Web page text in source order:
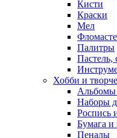
Кисти
Краски
Мел
Палитры
Пастель,
Хобби и
Альбомы
Наборы
Роспись
Бумага и
Пеналы